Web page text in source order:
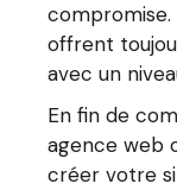
compromise.
offrent
avec un
En fin de
agence web
créer votre